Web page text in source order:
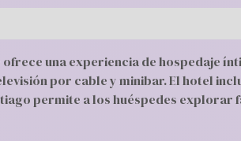
una experiencia de hospedaje
por cable y minibar. El hotel
permite a los huéspedes